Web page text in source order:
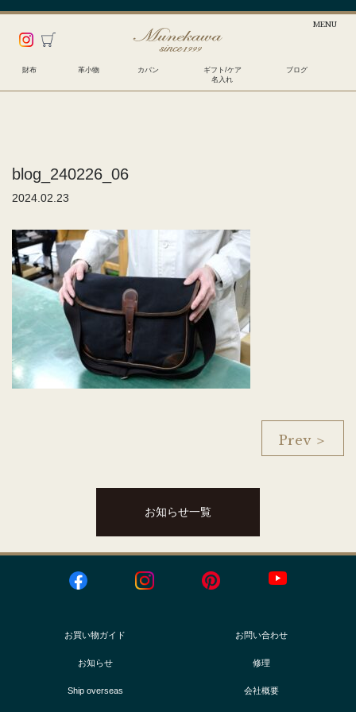
財布 革小物 カバン
ギフト/ケア
名入れ
ブログ
blog_240226_06
2024.02.23
Prev ＞
お知らせ一覧
お買い物ガイド お問い合わせ
お知らせ 修理
Ship overseas 会社概要